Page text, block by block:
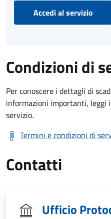
Accedi al servizio
Condizioni di
Per conoscere i dettagli di
informazioni importanti, leggi
servizio.
Termini e condizioni di
Contatti
Ufficio